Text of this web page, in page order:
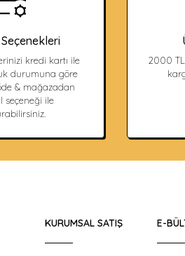
kredi kartı ile
durumuna göre
& mağazadan
seçeneği ile
2000
KURUMSAL SATIŞ E-